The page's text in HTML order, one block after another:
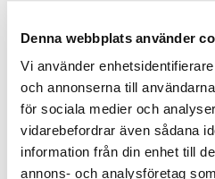
Denna webbplats använder
Vi använder
och annonserna till
för sociala medier och
vidarebefordrar även sådana
information från din enhet till
annons- och analysföretag
Min favoritplats är när
trevlig uppställningsplats,
golfbana.
skogskanten med utsikt över